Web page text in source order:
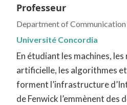
Professeur
Department of Communication
Université Concordia
En étudiant les machines,
artificielle, les algorithmes
forment l’infrastructure
de Fenwick l’emmènent des